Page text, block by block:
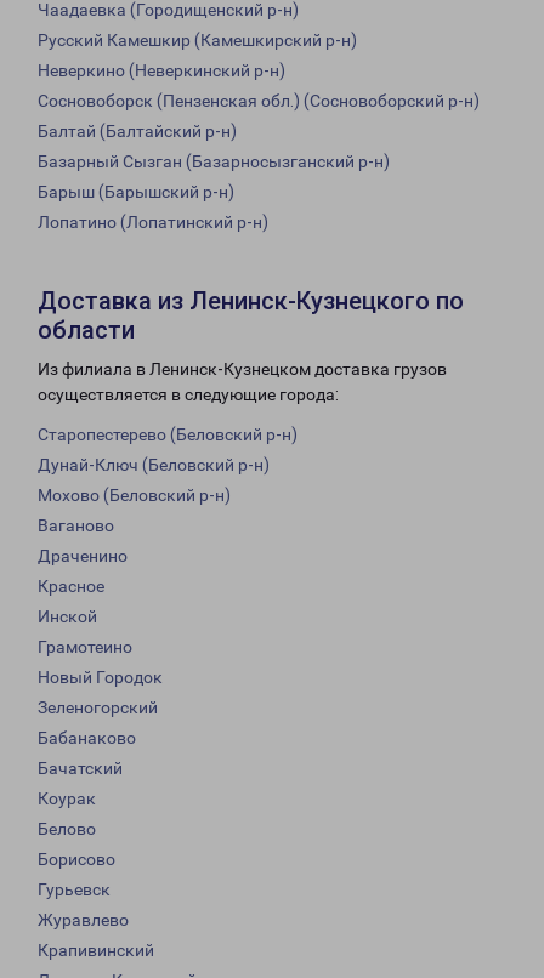
Чаадаевка (Городищенский р-н)
Русский Камешкир (Камешкирский р-н)
Неверкино (Неверкинский р-н)
Сосновоборск (Пензенская обл.) (Сосновоборский р-н)
Балтай (Балтайский р-н)
Базарный Сызган (Базарносызганский р-н)
Барыш (Барышский р-н)
Лопатино (Лопатинский р-н)
Доставка из Ленинск-Кузнецкого по
области
Из филиала в Ленинск-Кузнецком доставка грузов
осуществляется в следующие города:
Старопестерево (Беловский р-н)
Дунай-Ключ (Беловский р-н)
Мохово (Беловский р-н)
Ваганово
Драченино
Красное
Инской
Грамотеино
Новый Городок
Зеленогорский
Бабанаково
Бачатский
Коурак
Белово
Борисово
Гурьевск
Журавлево
Крапивинский